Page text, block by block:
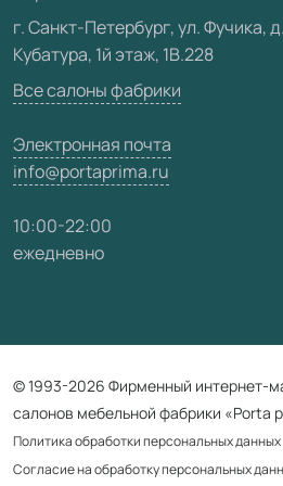
Карта сайта
г. Санкт-Петербург, ул. Фучика,
Кубатура, 1й этаж, 1В.228
Все салоны фабрики
Электронная почта
info@portaprima.ru
10:00-22:00
ежедневно
© 1993-2026 Фирменный интернет-
салонов мебельной фабрики «Porta
Политика обработки персональных данных
Согласие на обработку персональных